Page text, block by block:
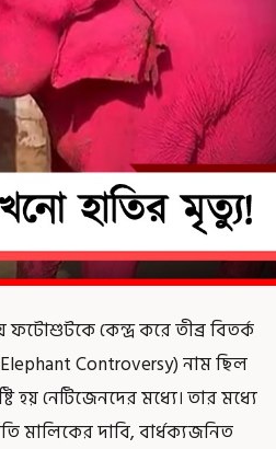
ফটোশুটকে কেন্দ্র করে তীব্র বিতর্ক
Controversy) নাম ছিল
হয় নেটিজেনদের মধ্যে। তার মধ্যে
মালিকের দাবি, বার্ধক্যজনিত